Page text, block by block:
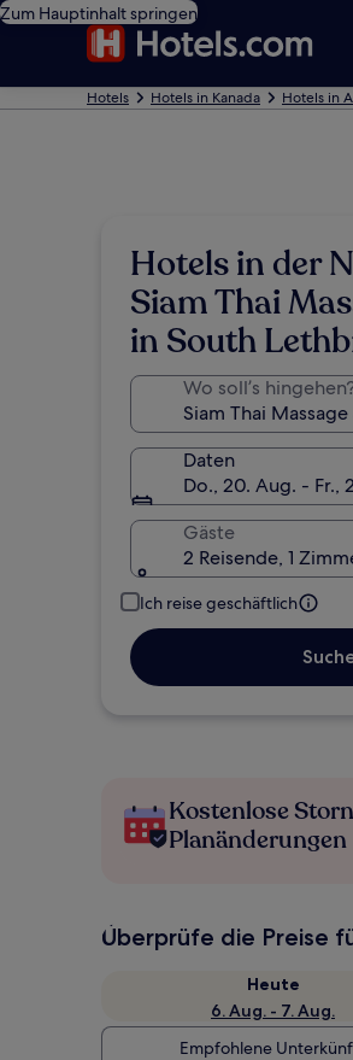
Zum Hauptinhalt springen
Hotels Hotels in Kanada Hotels in
Hotels in der
Siam Thai
in South
Wo soll’s
Daten
Do., 20. Aug. - Fr.,
Gäste
2 Reisende, 1
Ich reise geschäftlich
Kostenlose
Planänderungen
Überprüfe die Preise
Heute
6. Aug. - 7. Aug.
Empfohlene